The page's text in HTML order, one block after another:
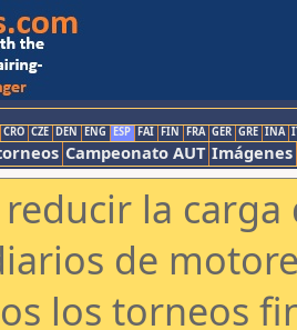
CRO CZE DEN ENG ESP FAI FIN FRA GER GRE INA
Campeonato AUT Imágenes
la
de
los torneos